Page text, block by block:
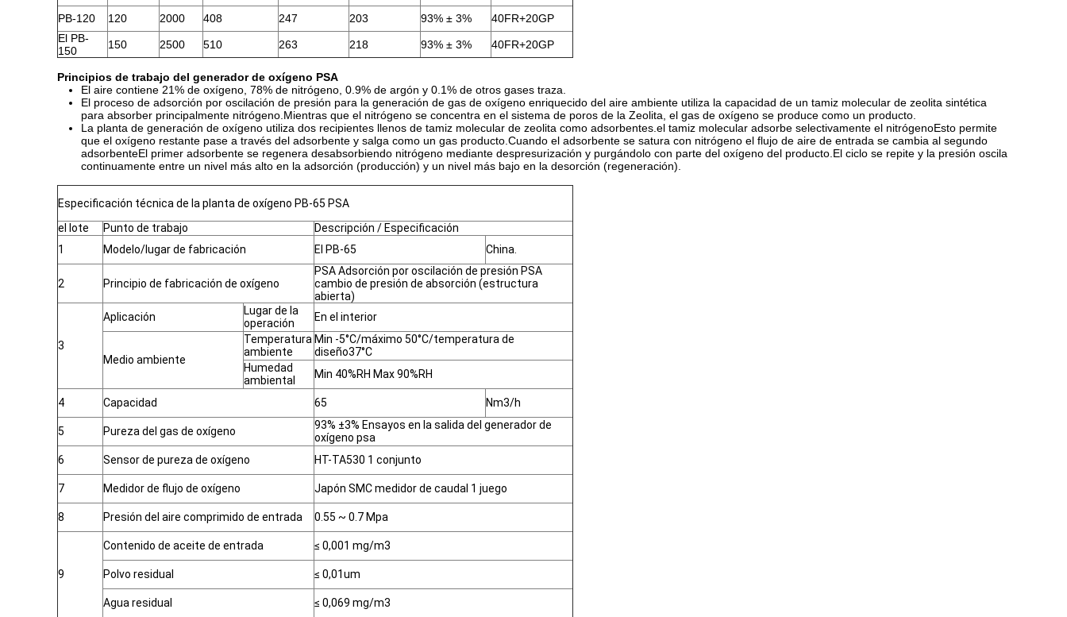
PB-120
120 2000 408 247 203 93% ± 3%
40FR+20GP
El PB-
150
150 2500 510 263 218 93% ± 3% 40FR+20GP
Principios de trabajo del generador de oxígeno PSA
El aire contiene 21% de oxígeno, 78% de nitrógeno, 0.9% de argón y 0.1% de otros gases traza.
El proceso de adsorción por oscilación de presión para la generación de gas de oxígeno enriquecido del aire ambiente utiliza la capacidad de un tamiz molecular de zeolita sintética
para absorber principalmente nitrógeno.Mientras que el nitrógeno se concentra en el sistema de poros de la Zeolita, el gas de oxígeno se produce como un producto.
La planta de generación de oxígeno utiliza dos recipientes llenos de tamiz molecular de zeolita como adsorbentes.el tamiz molecular adsorbe selectivamente el nitrógenoEsto permite
que el oxígeno restante pase a través del adsorbente y salga como un gas producto.Cuando el adsorbente se satura con nitrógeno el flujo de aire de entrada se cambia al segundo
adsorbenteEl primer adsorbente se regenera desabsorbiendo nitrógeno mediante despresurización y purgándolo con parte del oxígeno del producto.El ciclo se repite y la presión oscila
continuamente entre un nivel más alto en la adsorción (producción) y un nivel más bajo en la desorción (regeneración).
Especificación técnica de la planta de oxígeno PB-65 PSA
el lote
Punto de trabajo
Descripción / Especificación
1
Modelo/lugar de fabricación El PB-65 China.
2 Principio de fabricación de oxígeno
PSA Adsorción por oscilación de presión PSA
cambio de presión de absorción (estructura
abierta)
3
Aplicación
Lugar de la
operación
En el interior
Medio ambiente
Temperatura
ambiente
Min -5°C/máximo 50°C/temperatura de
diseño37°C
Humedad
ambiental
Min 40%RH Max 90%RH
4 Capacidad 65 Nm3/h
5 Pureza del gas de oxígeno
93% ±3% Ensayos en la salida del generador de
oxígeno psa
6
Sensor de pureza de oxígeno HT-TA530 1 conjunto
7 Medidor de flujo de oxígeno Japón SMC medidor de caudal 1 juego
8 Presión del aire comprimido de entrada 0.55 ~ 0.7 Mpa
9
Contenido de aceite de entrada ≤ 0,001 mg/m3
Polvo residual ≤ 0,01um
Agua residual ≤ 0,069 mg/m3